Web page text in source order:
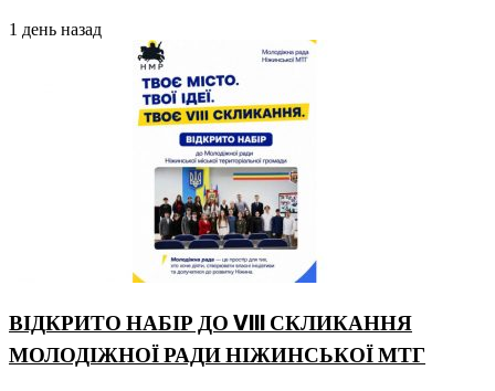
1 день назад
ВІДКРИТО НАБІР ДО VIII СКЛИКАННЯ
МОЛОДІЖНОЇ РАДИ НІЖИНСЬКОЇ МТГ